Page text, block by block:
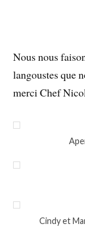
Nous nous
langoustes que
merci Chef
Cindy et